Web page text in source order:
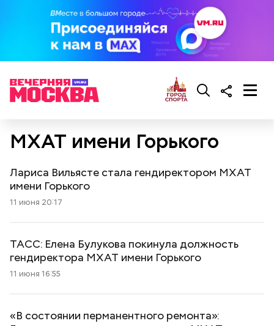
МХАТ имени Горького
Лариса Вильясте стала гендиректором МХАТ
имени Горького
11 июня 20:17
ТАСС: Елена Булукова покинула должность
гендиректора МХАТ имени Горького
11 июня 16:55
«В состоянии перманентного ремонта»: